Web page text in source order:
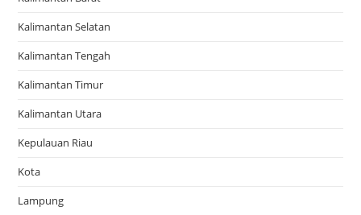
Kalimantan Selatan
Kalimantan Tengah
Kalimantan Timur
Kalimantan Utara
Kepulauan Riau
Kota
Lampung